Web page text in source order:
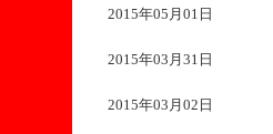
2015年05月01日
2015年03月31日
2015年03月02日